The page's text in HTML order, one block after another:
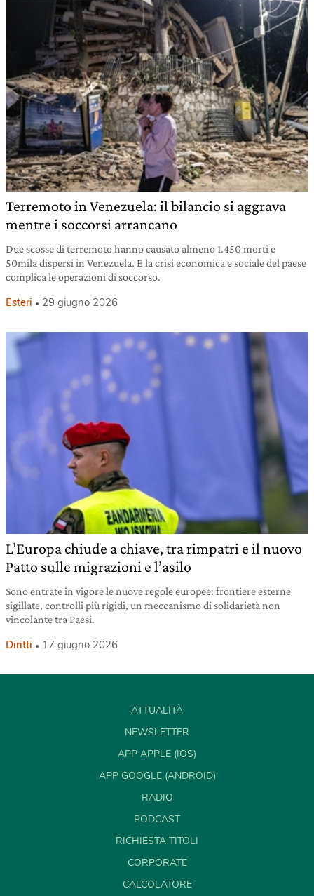
Terremoto in Venezuela: il bilancio si aggrava
mentre i soccorsi arrancano
Due scosse di terremoto hanno causato almeno 1.450 morti e
50mila dispersi in Venezuela. E la crisi economica e sociale del paese
complica le operazioni di soccorso.
Esteri 29 giugno 2026
L’Europa chiude a chiave, tra rimpatri e il nuovo
Patto sulle migrazioni e l’asilo
Sono entrate in vigore le nuove regole europee: frontiere esterne
sigillate, controlli più rigidi, un meccanismo di solidarietà non
vincolante tra Paesi.
Diritti 17 giugno 2026
ATTUALITÀ
NEWSLETTER
APP APPLE (IOS)
APP GOOGLE (ANDROID)
RADIO
PODCAST
RICHIESTA TITOLI
CORPORATE
CALCOLATORE